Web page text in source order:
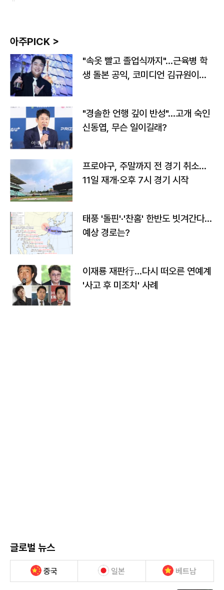
아주PICK >
"속옷 빨고 졸업식까지"…근육병 학
생 돌본 공익, 코미디언 김규원이었
"경솔한 언행 깊이 반성"…고개 숙인
신동엽, 무슨 일이길래?
프로야구, 주말까지 전 경기 취소…
11일 재개·오후 7시 경기 시작
태풍 '돌핀'·'찬홈' 한반도 빗겨간다…
예상 경로는?
이재룡 재판行…다시 떠오른 연예계
'사고 후 미조치' 사례
글로벌 뉴스
중국 일본 베트남